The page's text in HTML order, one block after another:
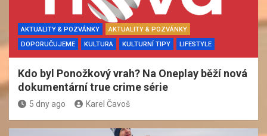
AKTUALITY & POZVÁNKY
AKTUALITY & POZVÁNKY
DOPORUČUJEME
KULTURA KULTURNÍ TIPY LIFESTYLE
Kdo byl Ponožkový vrah? Na Oneplay běží nová
dokumentární true crime série
5 dny ago Karel Čavoš